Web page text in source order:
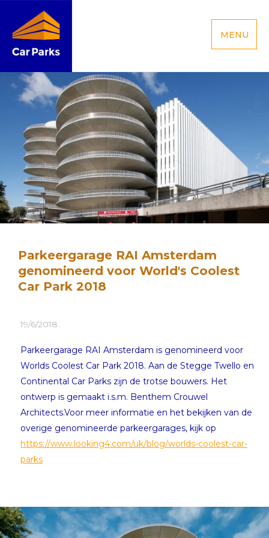
MENU
Parkeergarage RAI Amsterdam
genomineerd voor World's Coolest
Car Park 2018
19/6/2018
Parkeergarage RAI Amsterdam is genomineerd voor
Worlds Coolest Car Park 2018. Aan de Stegge Twello en
Continental Car Parks zijn de trotse bouwers. Het
ontwerp is gemaakt i.s.m. Benthem Crouwel
Architects.Voor meer informatie en het bekijken van de
overige genomineerde parkeergarages, kijk op
https://www.looking4.com/uk/blog/worlds-coolest-car-
parks